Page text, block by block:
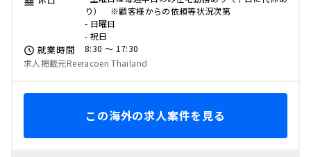
り） ※顧客様からの依頼等状況次第
- 日曜日
- 祝日
就業時間
8:30 〜 17:30
求人掲載元Reeracoen Thailand
この海外の求人案件を見る